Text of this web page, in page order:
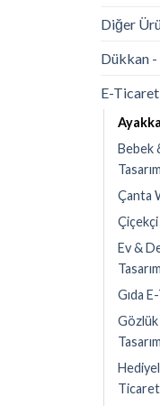
Diğer
Dükkan -
E-
Bebek
Tasarım
Çanta
Çiçekçi
Ev &
Tasarım
Gıda
Tasarım
Ticaret